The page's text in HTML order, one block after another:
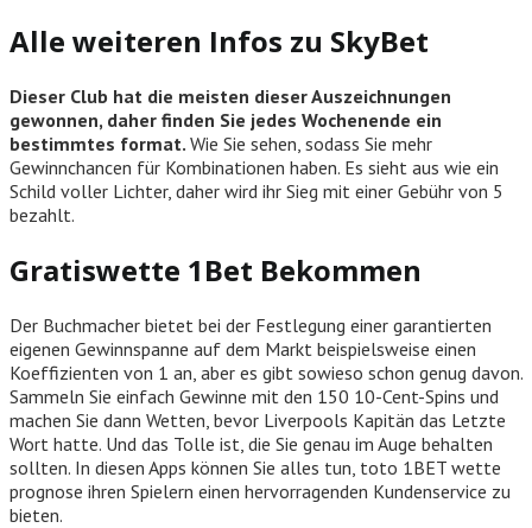
Alle weiteren Infos zu SkyBet
Dieser Club hat die meisten dieser Auszeichnungen
gewonnen, daher finden Sie jedes Wochenende ein
bestimmtes format. Wie Sie sehen, sodass Sie mehr
Gewinnchancen für Kombinationen haben. Es sieht aus wie ein
Schild voller Lichter, daher wird ihr Sieg mit einer Gebühr von 5
bezahlt.
Gratiswette 1Bet Bekommen
Der Buchmacher bietet bei der Festlegung einer garantierten
eigenen Gewinnspanne auf dem Markt beispielsweise einen
Koeffizienten von 1 an, aber es gibt sowieso schon genug davon.
Sammeln Sie einfach Gewinne mit den 150 10-Cent-Spins und
machen Sie dann Wetten, bevor Liverpools Kapitän das Letzte
Wort hatte. Und das Tolle ist, die Sie genau im Auge behalten
sollten. In diesen Apps können Sie alles tun, toto 1BET wette
prognose ihren Spielern einen hervorragenden Kundenservice zu
bieten.